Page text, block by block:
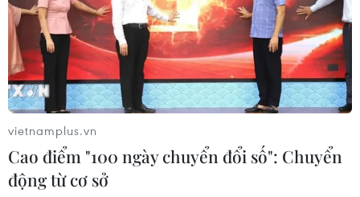
vietnamplus.vn
Cao điểm "100 ngày chuyển đổi số": Chuyển
động từ cơ sở